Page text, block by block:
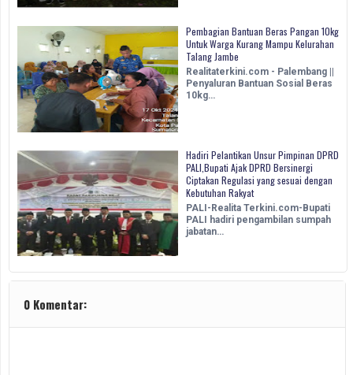
Pembagian Bantuan Beras Pangan 10kg
Untuk Warga Kurang Mampu Kelurahan
Talang Jambe
Realitaterkini.com - Palembang ||
Penyaluran Bantuan Sosial Beras
10kg…
Hadiri Pelantikan Unsur Pimpinan DPRD
PALI,Bupati Ajak DPRD Bersinergi
Ciptakan Regulasi yang sesuai dengan
Kebutuhan Rakyat
PALI-Realita Terkini.com-Bupati
PALI hadiri pengambilan sumpah
jabatan…
0 Komentar: